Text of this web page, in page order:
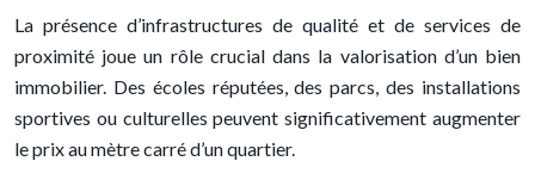
La présence d’infrastructures de qualité et de services de
proximité joue un rôle crucial dans la valorisation d’un bien
immobilier. Des écoles réputées, des parcs, des installations
sportives ou culturelles peuvent significativement augmenter
le prix au mètre carré d’un quartier.